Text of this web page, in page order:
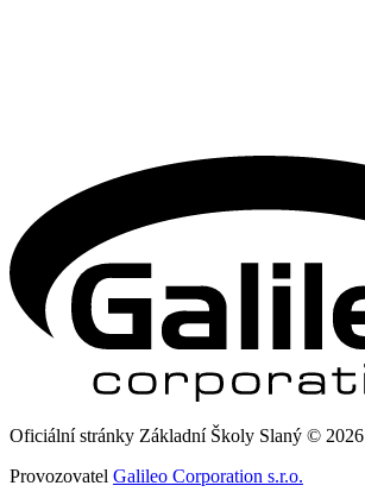
Oficiální stránky Základní Školy Slaný © 2026
Provozovatel Galileo Corporation s.r.o.